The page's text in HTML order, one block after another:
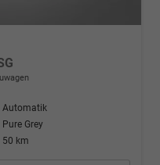
Automatik
Pure Grey
50 km